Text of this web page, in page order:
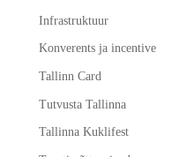
Infrastruktuur
Konverents ja incentive
Tallinn Card
Tutvusta Tallinna
Tallinna Kuklifest